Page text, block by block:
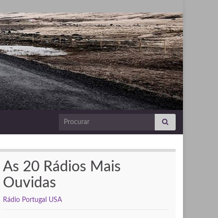
Search for:
As 20 Rádios Mais
Ouvidas
Rádio Portugal USA